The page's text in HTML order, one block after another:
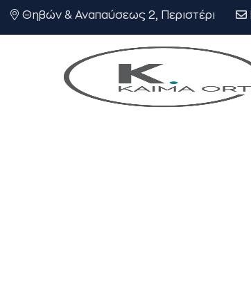
Θηβών & Αναπαύσεως 2, Περιστέρι